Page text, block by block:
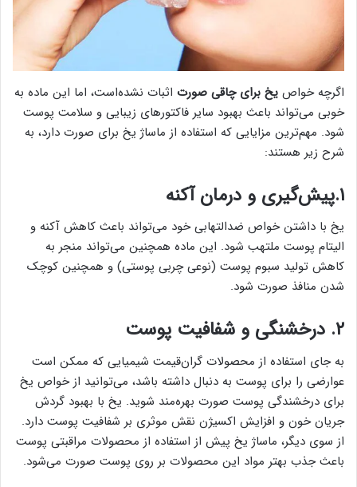
اگرچه خواص یخ برای چاقی صورت اثبات نشده‌است، اما این ماده به
خوبی می‌تواند باعث بهبود سایر فاکتورهای زیبایی و سلامت پوست
شود. مهم‌ترین مزایایی که استفاده از ماساژ یخ برای صورت دارد، به
شرح زیر هستند:
۱.پیش‌گیری و درمان آکنه
یخ با داشتن خواص ضدالتهابی خود می‌تواند باعث کاهش آکنه و
الیتام پوست ملتهب شود. این ماده همچنین می‌تواند منجر به
کاهش تولید سبوم پوست (نوعی چربی پوستی) و همچنین کوچک
شدن منافذ صورت شود.
۲. درخشنگی و شفافیت پوست
به جای استفاده از محصولات گران‌قیمت شیمیایی که ممکن است
عوارضی را برای پوست به دنبال داشته باشد، می‌توانید از خواص یخ
برای درخشندگی پوست صورت بهره‌مند شوید. یخ با بهبود گردش
جریان خون و افزایش اکسیژن نقش موثری بر شفافیت پوست دارد.
از سوی دیگر، ماساژ یخ پیش از استفاده از محصولات مراقبتی پوست
باعث جذب بهتر مواد این محصولات بر روی پوست صورت می‌شود.